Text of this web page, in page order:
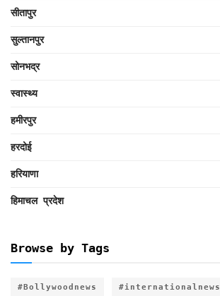
सीतापुर
सुल्तानपुर
सोनभद्र
स्वास्थ्य
हमीरपुर
हरदोई
हरियाणा
हिमाचल प्रदेश
Browse by Tags
#Bollywoodnews #internationalnews